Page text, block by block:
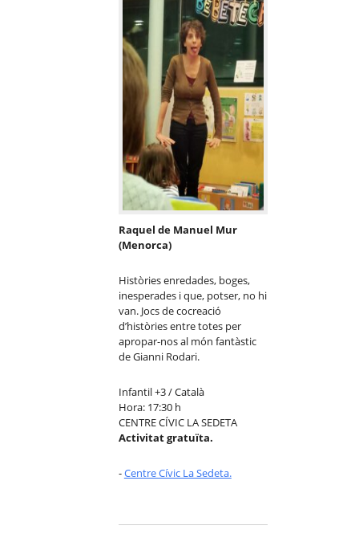
Raquel de Manuel Mur
(Menorca)
Històries enredades, boges,
inesperades i que, potser, no hi
van. Jocs de cocreació
d’històries entre totes per
apropar-nos al món fantàstic
de Gianni Rodari.
Infantil +3 / Català
Hora: 17:30 h
CENTRE CÍVIC LA SEDETA
Activitat gratuïta.
-Centre Cívic La Sedeta.